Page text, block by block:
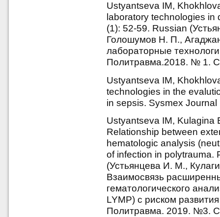
Ustyantseva IM,
laboratory technologies
(1): 52-59. Russian
Голошумов Н. П.,
лабораторные
Политравма.2018. № 1.
Ustyantseva IM,
technologies in the
in sepsis. Sysmex
Ustyantseva IM, Kulagina
Relationship between
hematologic analysis
of infection in polytrauma.
(Устьянцева И. М.,
Взаимосвязь
гематологического
LYMP) с риском
Политравма. 2019. №3.